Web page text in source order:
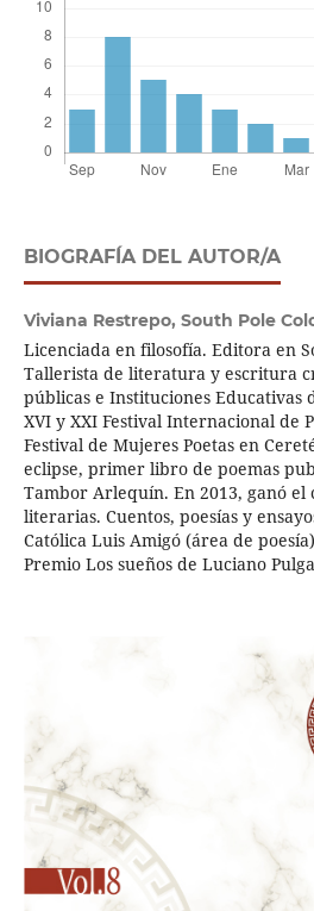
BIOGRAFÍA DEL AUTOR/A
Viviana Restrepo, South Pole
Licenciada en filosofía. Editora en
Tallerista de literatura y escritura
públicas e Instituciones Educativas
XVI y XXI Festival Internacional de
Festival de Mujeres Poetas en
eclipse, primer libro de poemas
Tambor Arlequín. En 2013, ganó el
literarias. Cuentos, poesías y
Católica Luis Amigó (área de
Premio Los sueños de Luciano